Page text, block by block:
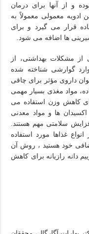
و از آنها برای درمان
ادویه معمولی معمولاً به
قرار می گیرد و برای
ها اضافه می شود.
از مشکلات بهداشتی، از
گوارشی شناخته شده
داروی مؤثر برای چاقی
مواد مغذی بسیار مهمی
کاهش وزن استفاده می
اکسیدان ها و مواد معدنی
سلامتی مهم هستند.
غذاها مورد استفاده
خود هستید ، روش آن
دانه رازیانه برای کاهش